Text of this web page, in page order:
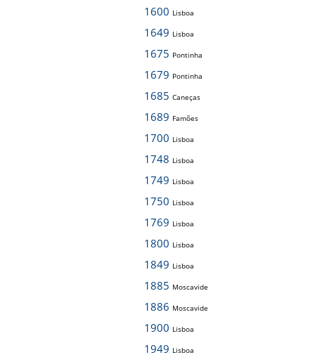
1600 Lisboa
1649 Lisboa
1675 Pontinha
1679 Pontinha
1685 Caneças
1689 Famões
1700 Lisboa
1748 Lisboa
1749 Lisboa
1750 Lisboa
1769 Lisboa
1800 Lisboa
1849 Lisboa
1885 Moscavide
1886 Moscavide
1900 Lisboa
1949 Lisboa